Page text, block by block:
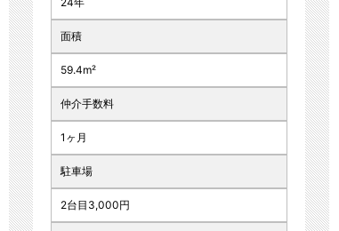
面積
59.4m²
仲介手数料
1ヶ月
駐車場
2台目3,000円